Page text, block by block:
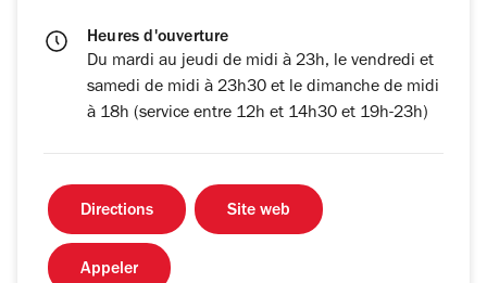
Heures d'ouverture
Du mardi au jeudi de midi à 23h, le vendredi et
samedi de midi à 23h30 et le dimanche de midi
à 18h (service entre 12h et 14h30 et 19h-23h)
Directions Site web
Appeler